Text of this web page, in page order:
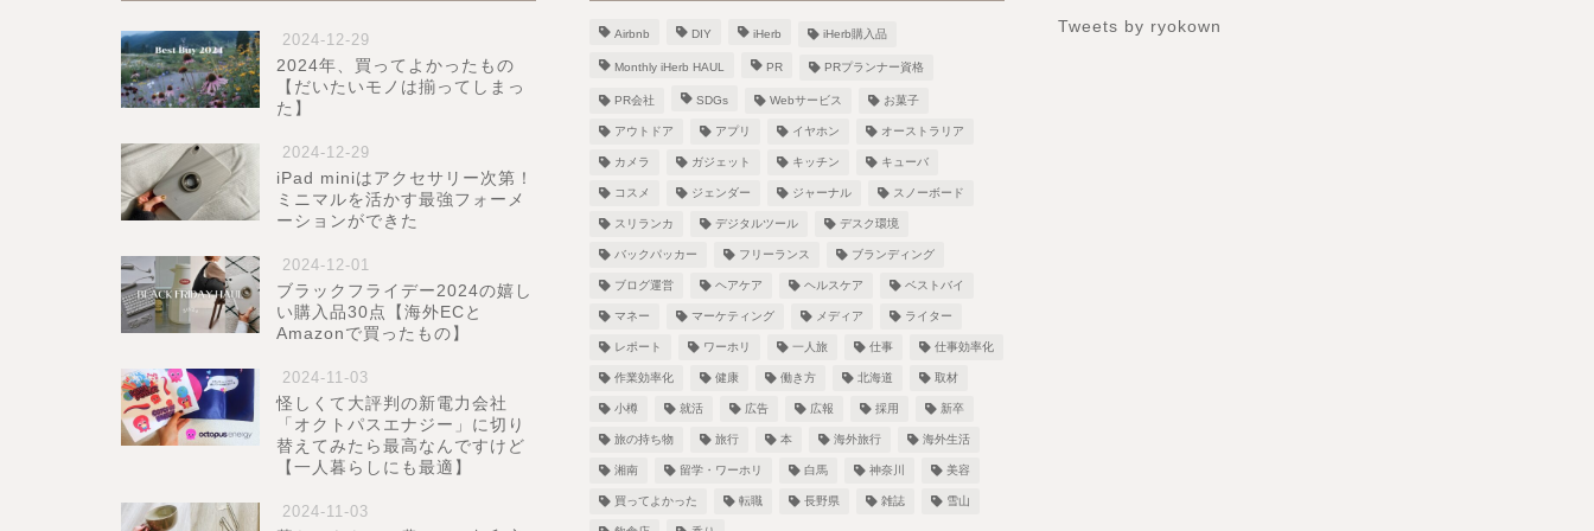
2024-12-29
2024年、買ってよかったもの
【だいたいモノは揃ってしまっ
た】
2024-12-29
iPad miniはアクセサリー次第！
ミニマルを活かす最強フォーメ
ーションができた
2024-12-01
ブラックフライデー2024の嬉し
い購入品30点【海外ECと
Amazonで買ったもの】
2024-11-03
怪しくて大評判の新電力会社
「オクトパスエナジー」に切り
替えてみたら最高なんですけど
【一人暮らしにも最適】
2024-11-03
Airbnb DIY iHerb iHerb購入品
Monthly iHerb HAUL PR PRプランナー資格
PR会社 SDGs Webサービス お菓子
アウトドア アプリ イヤホン オーストラリア
カメラ ガジェット キッチン キューバ
コスメ ジェンダー ジャーナル スノーボード
スリランカ デジタルツール デスク環境
バックパッカー フリーランス ブランディング
ブログ運営 ヘアケア ヘルスケア ベストバイ
マネー マーケティング メディア ライター
レポート ワーホリ 一人旅 仕事 仕事効率化
作業効率化 健康 働き方 北海道 取材
小樽 就活 広告 広報 採用 新卒
旅の持ち物 旅行 本 海外旅行 海外生活
湘南 留学・ワーホリ 白馬 神奈川 美容
買ってよかった 転職 長野県 雑誌 雪山
Tweets by ryokown